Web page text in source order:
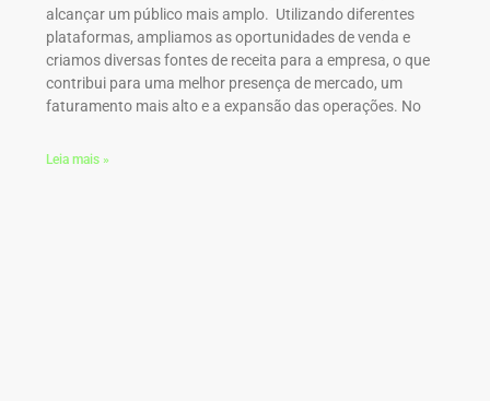
alcançar um público mais amplo. Utilizando diferentes
plataformas, ampliamos as oportunidades de venda e
criamos diversas fontes de receita para a empresa, o que
contribui para uma melhor presença de mercado, um
faturamento mais alto e a expansão das operações. No
Leia mais »